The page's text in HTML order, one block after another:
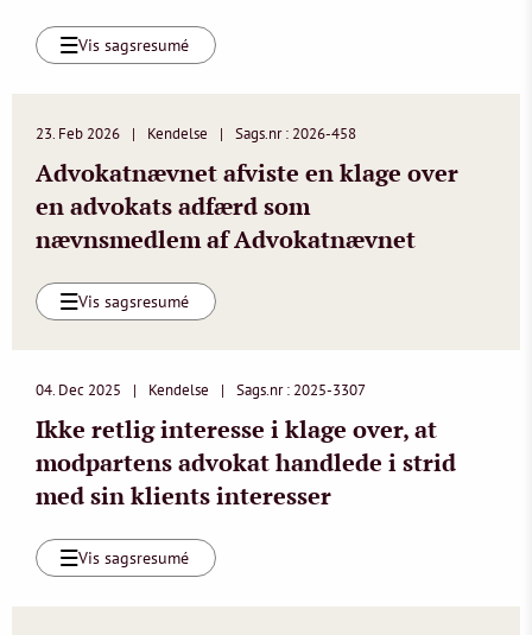
Vis sagsresumé
23. Feb 2026 Kendelse Sags.nr : 2026-458
Advokatnævnet afviste en klage over
en advokats adfærd som
nævnsmedlem af Advokatnævnet
Vis sagsresumé
04. Dec 2025 Kendelse Sags.nr : 2025-3307
Ikke retlig interesse i klage over, at
modpartens advokat handlede i strid
med sin klients interesser
Vis sagsresumé